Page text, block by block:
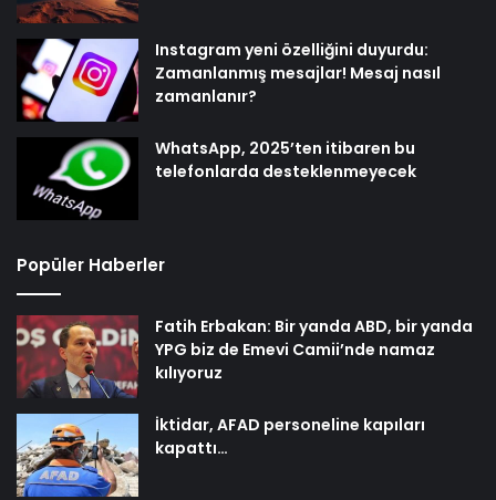
Instagram yeni özelliğini duyurdu:
Zamanlanmış mesajlar! Mesaj nasıl
zamanlanır?
WhatsApp, 2025’ten itibaren bu
telefonlarda desteklenmeyecek
Popüler Haberler
Fatih Erbakan: Bir yanda ABD, bir yanda
YPG biz de Emevi Camii’nde namaz
kılıyoruz
İktidar, AFAD personeline kapıları
kapattı…